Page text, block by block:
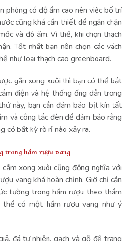
phòng có độ ẩm cao nên việc bố trí
cũng khá cần thiết để ngăn chặn
và độ ẩm. Vì thế, khi chọn thạch
Tốt nhất bạn nên chọn các vách
như loại thạch cao greenboard.
gắn xong xuôi thì bạn có thể bắt
điện và hệ thống ống dẫn trong
này, bạn cần đảm bảo bịt kín tất
và công tắc đèn để đảm bảo rằng
có bất kỳ rò rỉ nào xảy ra.
trong hầm rượu vang
xong xuôi cũng đồng nghĩa với
vang khá hoàn chỉnh. Giờ chỉ cần
tường trong hầm rượu theo thẩm
có một hầm rượu vang như ý
đá tự nhiên, gạch và gỗ để trang